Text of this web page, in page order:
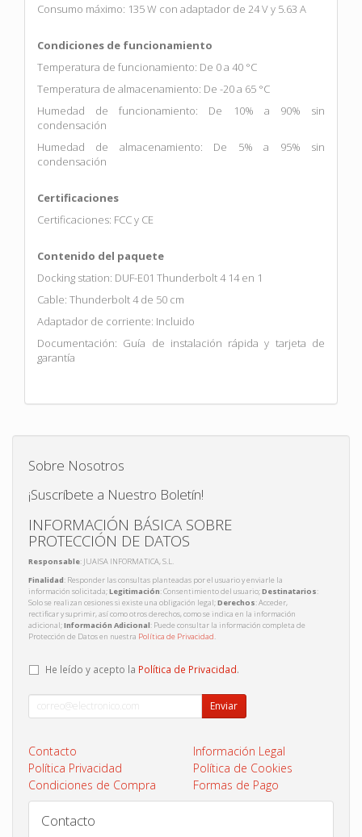
Consumo máximo: 135 W con adaptador de 24 V y 5.63 A
Condiciones de funcionamiento
Temperatura de funcionamiento: De 0 a 40 °C
Temperatura de almacenamiento: De -20 a 65 °C
Humedad de funcionamiento: De 10% a 90% sin
condensación
Humedad de almacenamiento: De 5% a 95% sin
condensación
Certificaciones
Certificaciones: FCC y CE
Contenido del paquete
Docking station: DUF-E01 Thunderbolt 4 14 en 1
Cable: Thunderbolt 4 de 50 cm
Adaptador de corriente: Incluido
Documentación: Guía de instalación rápida y tarjeta de
garantía
Sobre Nosotros
¡Suscríbete a Nuestro Boletín!
INFORMACIÓN BÁSICA SOBRE
PROTECCIÓN DE DATOS
Responsable: JUAISA INFORMATICA, S.L.
Finalidad: Responder las consultas planteadas por el usuario y enviarle la
información solicitada;Legitimación: Consentimiento del usuario;Destinatarios:
Solo se realizan cesiones si existe una obligación legal;Derechos: Acceder,
rectificar y suprimir, así como otros derechos, como se indica en la información
adicional;Información Adicional: Puede consultar la información completa de
Protección de Datos en nuestra Política de Privacidad.
He leído y acepto la Política de Privacidad.
Enviar
Contacto
Información Legal
Política Privacidad
Política de Cookies
Condiciones de Compra
Formas de Pago
Contacto